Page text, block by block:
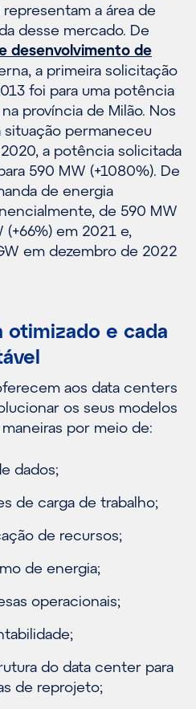
a área de
desse mercado. De
desenvolvimento de
a primeira solicitação
foi para uma potência
província de Milão. Nos
permaneceu
a potência solicitada
590 MW (+1080%). De
de energia
de 590 MW
em 2021 e,
em dezembro de 2022
otimizado e cada
aos data centers
os seus modelos
por meio de:
dados;
de carga de trabalho;
de recursos;
de energia;
operacionais;
do data center para
de reprojeto;